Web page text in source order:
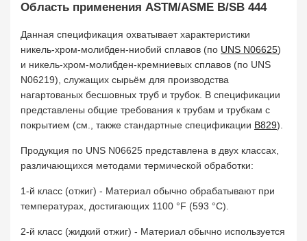
Область применения ASTM/ASME B/SB 444
Данная спецификация охватывает характеристики
никель-хром-молибден-ниобий сплавов (по UNS N06625)
и никель-хром-молибден-кремниевых сплавов (по UNS
N06219), служащих сырьём для производства
нагартованых бесшовных труб и трубок. В спецификации
представлены общие требования к трубам и трубкам с
покрытием (см., также стандартные спецификации B829).
Продукция по UNS N06625 представлена в двух классах,
различающихся методами термической обработки:
1-й класс (отжиг) - Материал обычно обрабатывают при
температурах, достигающих 1100 °F (593 °C).
2-й класс (жидкий отжиг) - Материал обычно используется